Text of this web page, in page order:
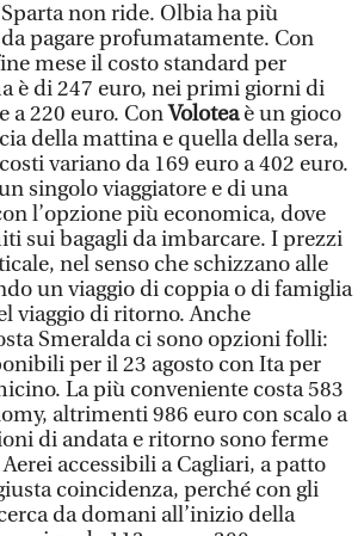
Sparta non ride. Olbia ha più
pagare profumatamente. Con
mese il costo standard per
è di 247 euro, nei primi giorni di
a 220 euro. ConVoloteaè un gioco
della mattina e quella della sera,
variano da 169 euro a 402 euro.
singolo viaggiatore e di una
l’opzione più economica, dove
sui bagagli da imbarcare. I prezzi
nel senso che schizzano alle
un viaggio di coppia o di famiglia
viaggio di ritorno. Anche
Smeralda ci sono opzioni folli:
per il 23 agosto con Ita per
La più conveniente costa 583
altrimenti 986 euro con scalo a
di andata e ritorno sono ferme
accessibili a Cagliari, a patto
coincidenza, perché con gli
da domani all’inizio della